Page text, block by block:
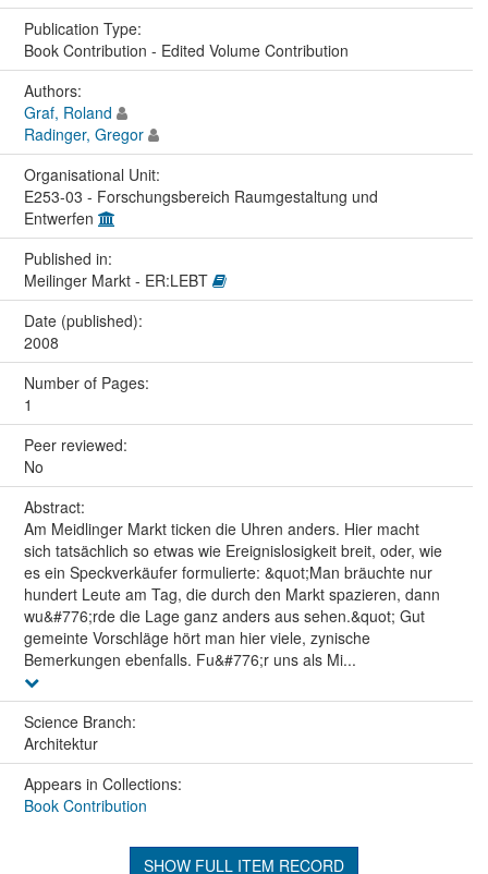
Publication Type:
Book Contribution - Edited Volume Contribution
Authors:
Graf, Roland
Radinger, Gregor
Organisational Unit:
E253-03 - Forschungsbereich Raumgestaltung und
Entwerfen
Published in:
Meilinger Markt - ER:LEBT
Date (published):
2008
Number of Pages:
1
Peer reviewed:
No
Abstract:
Am Meidlinger Markt ticken die Uhren anders. Hier macht
sich tatsächlich so etwas wie Ereignislosigkeit breit, oder, wie
es ein Speckverkäufer formulierte: &quot;Man bräuchte nur
hundert Leute am Tag, die durch den Markt spazieren, dann
wu&#776;rde die Lage ganz anders aus sehen.&quot; Gut
gemeinte Vorschläge hört man hier viele, zynische
Bemerkungen ebenfalls. Fu&#776;r uns als Mi...
Science Branch:
Architektur
Appears in Collections:
Book Contribution
SHOW FULL ITEM RECORD